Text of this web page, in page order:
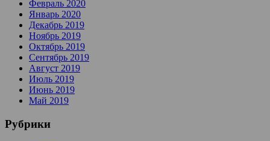
Февраль 2020
Январь 2020
Декабрь 2019
Ноябрь 2019
Октябрь 2019
Сентябрь 2019
Август 2019
Июль 2019
Июнь 2019
Май 2019
Рубрики